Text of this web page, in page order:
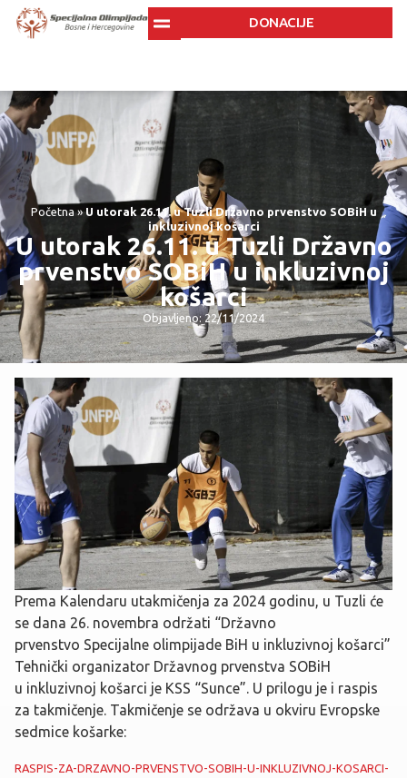
DONACIJE
Početna»U utorak 26.11. u Tuzli Državno prvenstvo SOBiH u
inkluzivnoj košarci
U utorak 26.11. u Tuzli Državno
prvenstvo SOBiH u inkluzivnoj
košarci
Objavljeno: 22/11/2024
Prema Kalendaru utakmičenja za 2024 godinu, u Tuzli će
se dana 26. novembra održati “Državno
prvenstvo Specijalne olimpijade BiH u inkluzivnoj košarci”
Tehnički organizator Državnog prvenstva SOBiH
u inkluzivnoj košarci je KSS “Sunce”. U prilogu je i raspis
za takmičenje. Takmičenje se održava u okviru Evropske
sedmice košarke:
RASPIS-ZA-DRZAVNO-PRVENSTVO-SOBIH-U-INKLUZIVNOJ-KOSARCI-